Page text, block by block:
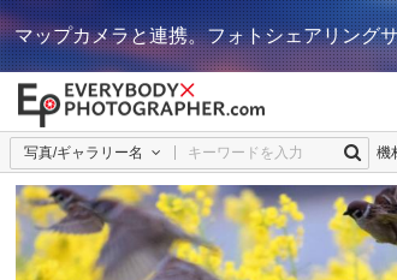
マップカメラと連携。フォトシェアリング
写真/ギャラリー名 機